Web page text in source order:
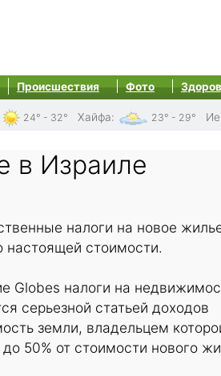
Происшествия Фото
24° - 32° Хайфа: 23° - 29°
в Израиле
налоги на новое
настоящей стоимости.
Globes налоги на
серьезной статьей доходов
земли, владельцем
50% от стоимости нового